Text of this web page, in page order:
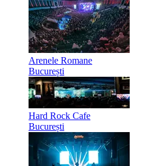
Arenele Romane
București
Hard Rock Cafe
București